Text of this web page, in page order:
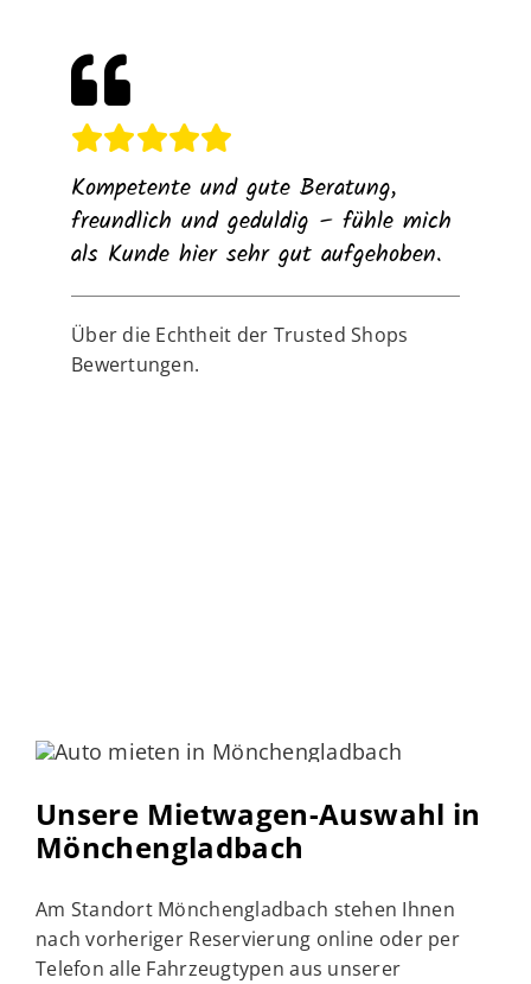
Kompetente und gute Beratung,
freundlich und geduldig – fühle mich
als Kunde hier sehr gut aufgehoben.
Über die Echtheit der Trusted Shops
Bewertungen.
Unsere Mietwagen-Auswahl in
Mönchengladbach
Am Standort Mönchengladbach stehen Ihnen
nach vorheriger Reservierung online oder per
Telefon alle Fahrzeugtypen aus unserer